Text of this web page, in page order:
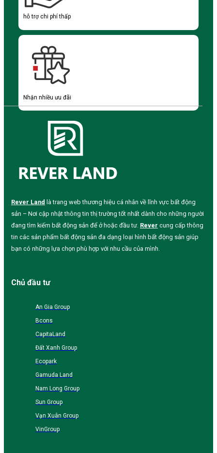
hỗ trợ chi phí thấp
Nhận nhiều ưu đãi
Rever Land là trang web thương hiệu cá nhân về lĩnh vực bất động
sản – Nơi cập nhật thông tin thị trường tốt nhất dành cho những người
đang tìm kiếm bất động sản để ở hoặc đầu tư. Rever cung cấp thông
tin các sản phẩm bất động sản đa dạng loại hình bất động sản giúp
bạn có những lựa chọn phù hợp với nhu cầu của mình.
Chủ đầu tư
An Gia Group
Bcons
CapitaLand
Đất Xanh Group
Ecopark
Gamuda Land
Nam Long Group
Sun Group
Vạn Xuân Group
VinGroup